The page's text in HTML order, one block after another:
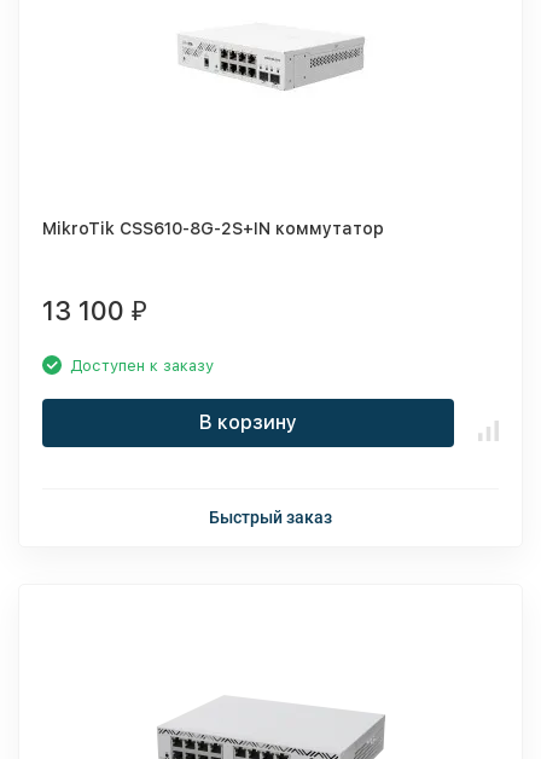
MikroTik CSS610-8G-2S+IN коммутатор
13 100 ₽
Доступен к заказу
В корзину
Быстрый заказ